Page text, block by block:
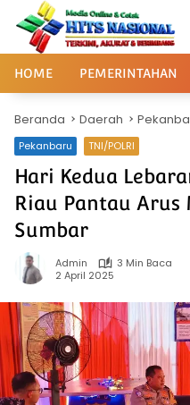
Langsung
konten
HOME PEMERINTAHAN
Beranda Daerah
Pekanbaru TNI/POLRI
Hari Kedua
Riau Pantau
Sumbar
Admin
3 Min Baca
2 April 2025